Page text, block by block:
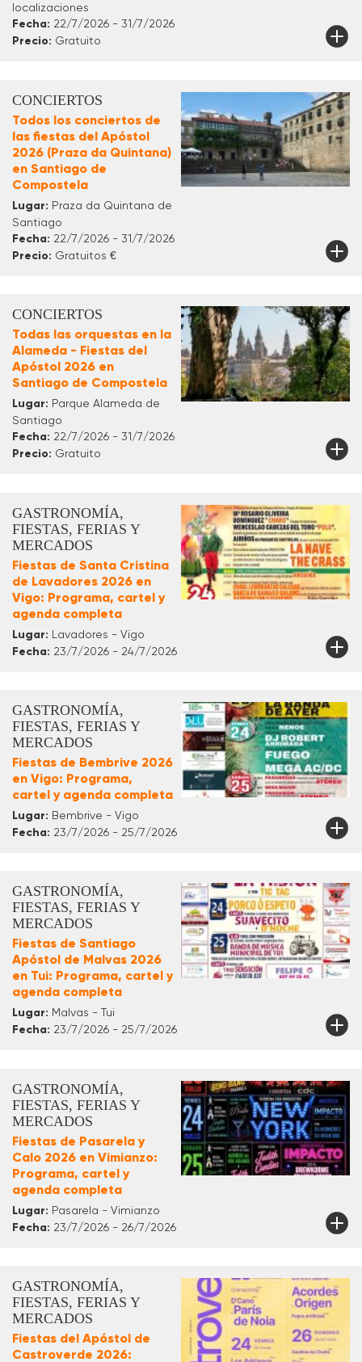
localizaciones
Fecha: 22/7/2026 - 31/7/2026
Precio: Gratuito
CONCIERTOS
Todos los conciertos de
las fiestas del Apóstol
2026 (Praza da Quintana)
en Santiago de
Compostela
Lugar: Praza da Quintana de
Santiago
Fecha: 22/7/2026 - 31/7/2026
Precio: Gratuitos €
CONCIERTOS
Todas las orquestas en la
Alameda - Fiestas del
Apóstol 2026 en
Santiago de Compostela
Lugar: Parque Alameda de
Santiago
Fecha: 22/7/2026 - 31/7/2026
Precio: Gratuito
GASTRONOMÍA,
FIESTAS, FERIAS Y
MERCADOS
Fiestas de Santa Cristina
de Lavadores 2026 en
Vigo: Programa, cartel y
agenda completa
Lugar: Lavadores - Vigo
Fecha: 23/7/2026 - 24/7/2026
GASTRONOMÍA,
FIESTAS, FERIAS Y
MERCADOS
Fiestas de Bembrive 2026
en Vigo: Programa,
cartel y agenda completa
Lugar: Bembrive - Vigo
Fecha: 23/7/2026 - 25/7/2026
GASTRONOMÍA,
FIESTAS, FERIAS Y
MERCADOS
Fiestas de Santiago
Apóstol de Malvas 2026
en Tui: Programa, cartel y
agenda completa
Lugar: Malvas - Tui
Fecha: 23/7/2026 - 25/7/2026
GASTRONOMÍA,
FIESTAS, FERIAS Y
MERCADOS
Fiestas de Pasarela y
Calo 2026 en Vimianzo:
Programa, cartel y
agenda completa
Lugar: Pasarela - Vimianzo
Fecha: 23/7/2026 - 26/7/2026
GASTRONOMÍA,
FIESTAS, FERIAS Y
MERCADOS
Fiestas del Apóstol de
Castroverde 2026: